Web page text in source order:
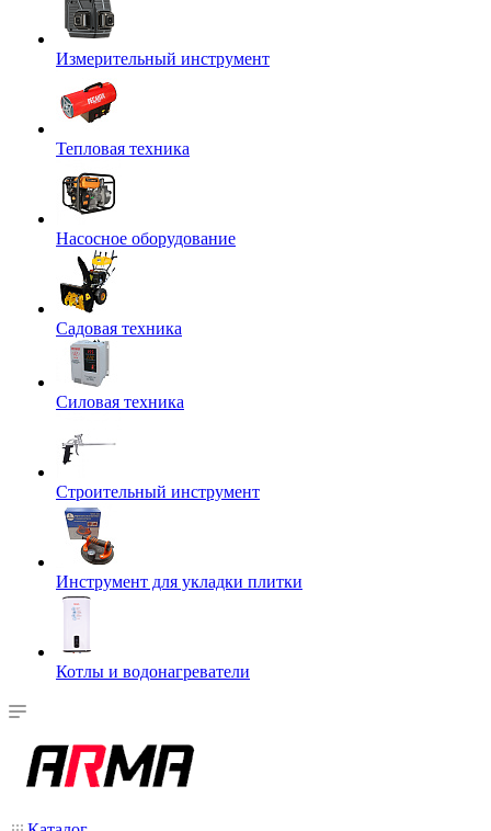
Измерительный инструмент
Тепловая техника
Насосное оборудование
Садовая техника
Силовая техника
Строительный инструмент
Инструмент для укладки плитки
Котлы и водонагреватели